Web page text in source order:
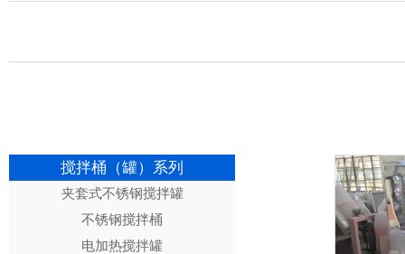
搅拌桶（罐）系列
夹套式不锈钢搅拌罐
不锈钢搅拌桶
电加热搅拌罐